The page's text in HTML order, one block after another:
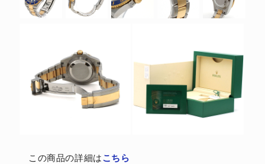
この商品の詳細はこちら